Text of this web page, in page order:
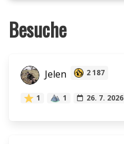
Besuche
Jelen 2 187
1 1 26. 7. 2026